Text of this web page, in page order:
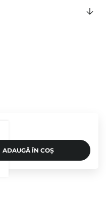
ADAUGĂ ÎN COȘ